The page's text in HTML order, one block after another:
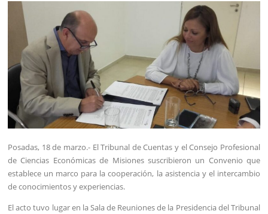
Posadas, 18 de marzo.- El Tribunal de Cuentas y el Consejo Profesional
de Ciencias Económicas de Misiones suscribieron un Convenio que
establece un marco para la cooperación, la asistencia y el intercambio
de conocimientos y experiencias.
El acto tuvo lugar en la Sala de Reuniones de la Presidencia del Tribunal